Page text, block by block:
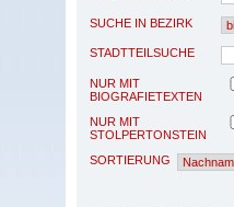
SUCHE IN BEZIRK
STADTTEILSUCHE
NUR MIT
BIOGRAFIETEXTEN
NUR MIT
STOLPERTONSTEIN
SORTIERUNG